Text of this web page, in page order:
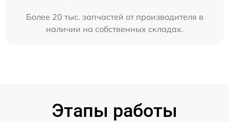
Более 20 тыс. запчастей от производителя в
наличии на собственных складах.
Этапы работы